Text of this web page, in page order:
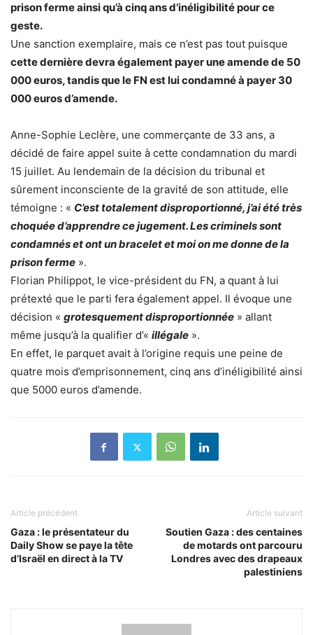
prison ferme ainsi qu’à cinq ans d’inéligibilité pour ce
geste.
Une sanction exemplaire, mais ce n’est pas tout puisque
cette dernière devra également payer une amende de 50
000 euros, tandis que le FN est lui condamné à payer 30
000 euros d’amende.
Anne-Sophie Leclère, une commerçante de 33 ans, a
décidé de faire appel suite à cette condamnation du mardi
15 juillet. Au lendemain de la décision du tribunal et
sûrement inconsciente de la gravité de son attitude, elle
témoigne : « C’est totalement disproportionné, j’ai été très
choquée d’apprendre ce jugement. Les criminels sont
condamnés et ont un bracelet et moi on me donne de la
prison ferme ».
Florian Philippot, le vice-président du FN, a quant à lui
prétexté que le parti fera également appel. Il évoque une
décision « grotesquement disproportionnée » allant
même jusqu’à la qualifier d’« illégale ».
En effet, le parquet avait à l’origine requis une peine de
quatre mois d’emprisonnement, cinq ans d’inéligibilité ainsi
que 5000 euros d’amende.
Article précédent
Gaza : le présentateur du
Daily Show se paye la tête
d’Israël en direct à la TV
Article suivant
Soutien Gaza : des centaines
de motards ont parcouru
Londres avec des drapeaux
palestiniens